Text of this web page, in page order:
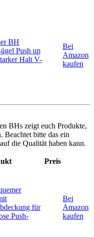
BH
Push up
Halt V-
Bei
Amazon
kaufen
BHs zeigt euch Produkte,
Beachtet bitte das ein
die Qualität haben kann.
Preis
für
Push-
Bei
Amazon
kaufen